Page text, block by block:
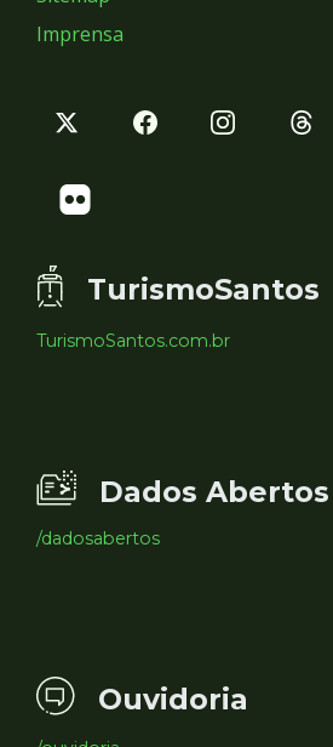
Imprensa
TurismoSantos
TurismoSantos.com.br
Dados Abertos
/dadosabertos
Ouvidoria